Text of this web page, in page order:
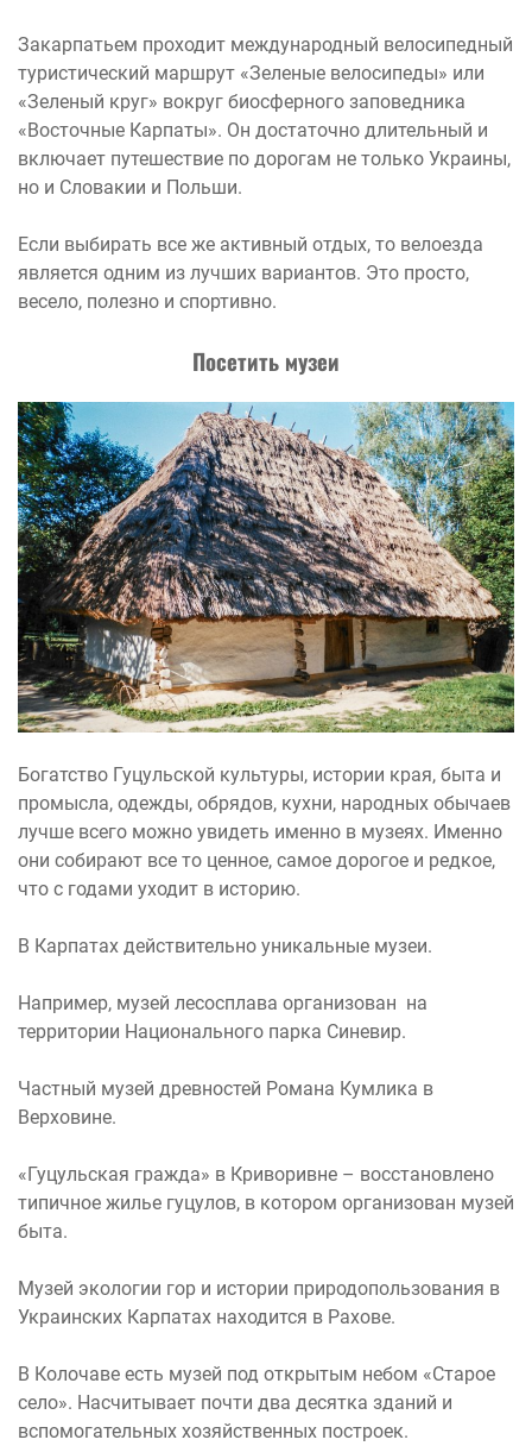
Закарпатьем проходит международный велосипедный
туристический маршрут «Зеленые велосипеды» или
«Зеленый круг» вокруг биосферного заповедника
«Восточные Карпаты». Он достаточно длительный и
включает путешествие по дорогам не только Украины,
но и Словакии и Польши.
Если выбирать все же активный отдых, то велоезда
является одним из лучших вариантов. Это просто,
весело, полезно и спортивно.
Посетить музеи
Богатство Гуцульской культуры, истории края, быта и
промысла, одежды, обрядов, кухни, народных обычаев
лучше всего можно увидеть именно в музеях. Именно
они собирают все то ценное, самое дорогое и редкое,
что с годами уходит в историю.
В Карпатах действительно уникальные музеи.
Например, музей лесосплава организован на
территории Национального парка Синевир.
Частный музей древностей Романа Кумлика в
Верховине.
«Гуцульская гражда» в Криворивне – восстановлено
типичное жилье гуцулов, в котором организован музей
быта.
Музей экологии гор и истории природопользования в
Украинских Карпатах находится в Рахове.
В Колочаве есть музей под открытым небом «Старое
село». Насчитывает почти два десятка зданий и
вспомогательных хозяйственных построек.